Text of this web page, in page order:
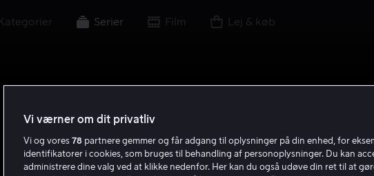
Kategorier Serier Film Lej & køb
Vi værner om dit privatliv
Vi og vores 78 partnere gemmer og får adgang til oplysninger på din enhed, for
identifikatorer i cookies, som bruges til behandling af personoplysninger. Du kan
administrere dine valg ved at klikke nedenfor. Her kan du også udøve din ret til at